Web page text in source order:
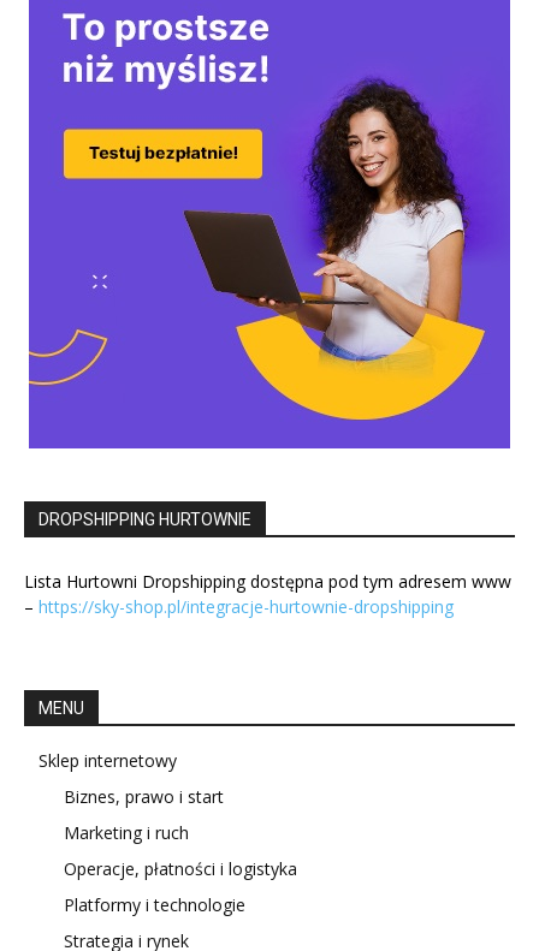
DROPSHIPPING HURTOWNIE
Lista Hurtowni Dropshipping dostępna pod tym adresem www
– https://sky-shop.pl/integracje-hurtownie-dropshipping
MENU
Sklep internetowy
Biznes, prawo i start
Marketing i ruch
Operacje, płatności i logistyka
Platformy i technologie
Strategia i rynek